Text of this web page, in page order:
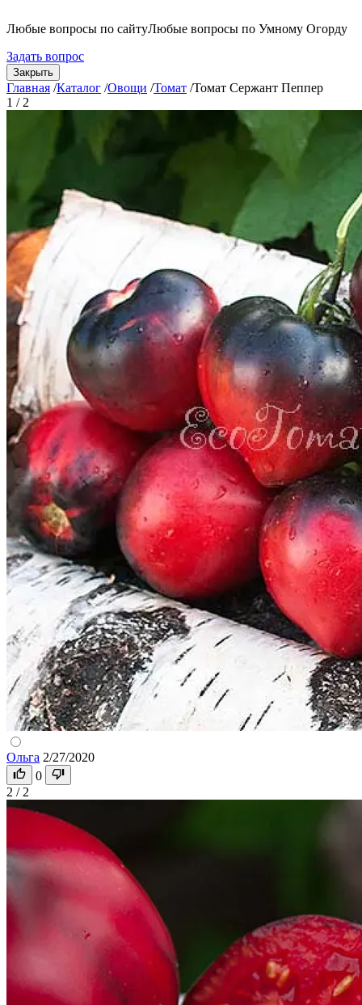
Любые вопросы по сайтуЛюбые вопросы по Умному Огорду
Задать вопрос
Закрыть
Главная /Каталог /Овощи /Томат /Томат Сержант Пеппер
1 / 2
Ольга 2/27/2020
0
2 / 2